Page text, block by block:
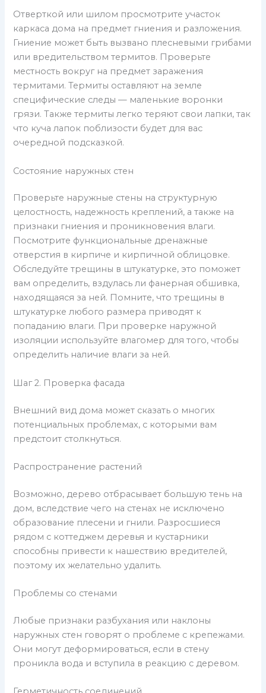
Отверткой или шилом просмотрите участок
каркаса дома на предмет гниения и разложения.
Гниение может быть вызвано плесневыми грибами
или вредительством термитов. Проверьте
местность вокруг на предмет заражения
термитами. Термиты оставляют на земле
специфические следы — маленькие воронки
грязи. Также термиты легко теряют свои лапки, так
что куча лапок поблизости будет для вас
очередной подсказкой.
Состояние наружных стен
Проверьте наружные стены на структурную
целостность, надежность креплений, а также на
признаки гниения и проникновения влаги.
Посмотрите функциональные дренажные
отверстия в кирпиче и кирпичной облицовке.
Обследуйте трещины в штукатурке, это поможет
вам определить, вздулась ли фанерная обшивка,
находящаяся за ней. Помните, что трещины в
штукатурке любого размера приводят к
попаданию влаги. При проверке наружной
изоляции используйте влагомер для того, чтобы
определить наличие влаги за ней.
Шаг 2. Проверка фасада
Внешний вид дома может сказать о многих
потенциальных проблемах, с которыми вам
предстоит столкнуться.
Распространение растений
Возможно, дерево отбрасывает большую тень на
дом, вследствие чего на стенах не исключено
образование плесени и гнили. Разросшиеся
рядом с коттеджем деревья и кустарники
способны привести к нашествию вредителей,
поэтому их желательно удалить.
Проблемы со стенами
Любые признаки разбухания или наклоны
наружных стен говорят о проблеме с крепежами.
Они могут деформироваться, если в стену
проникла вода и вступила в реакцию с деревом.